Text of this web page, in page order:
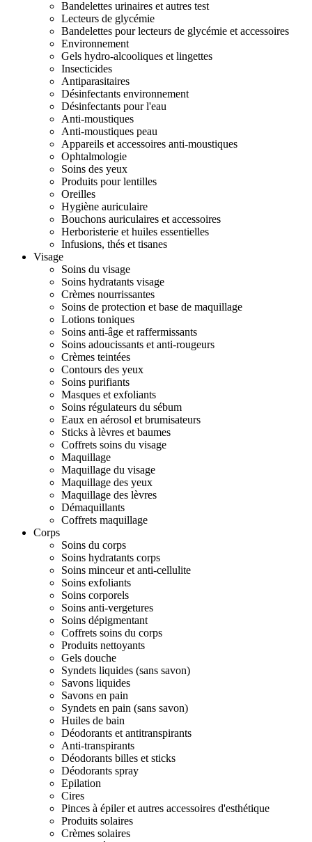
Bandelettes urinaires et autres test
Lecteurs de glycémie
Bandelettes pour lecteurs de glycémie et accessoires
Environnement
Gels hydro-alcooliques et lingettes
Insecticides
Antiparasitaires
Désinfectants environnement
Désinfectants pour l'eau
Anti-moustiques
Anti-moustiques peau
Appareils et accessoires anti-moustiques
Ophtalmologie
Soins des yeux
Produits pour lentilles
Oreilles
Hygiène auriculaire
Bouchons auriculaires et accessoires
Herboristerie et huiles essentielles
Infusions, thés et tisanes
Visage
Soins du visage
Soins hydratants visage
Crèmes nourrissantes
Soins de protection et base de maquillage
Lotions toniques
Soins anti-âge et raffermissants
Soins adoucissants et anti-rougeurs
Crèmes teintées
Contours des yeux
Soins purifiants
Masques et exfoliants
Soins régulateurs du sébum
Eaux en aérosol et brumisateurs
Sticks à lèvres et baumes
Coffrets soins du visage
Maquillage
Maquillage du visage
Maquillage des yeux
Maquillage des lèvres
Démaquillants
Coffrets maquillage
Corps
Soins du corps
Soins hydratants corps
Soins minceur et anti-cellulite
Soins exfoliants
Soins corporels
Soins anti-vergetures
Soins dépigmentant
Coffrets soins du corps
Produits nettoyants
Gels douche
Syndets liquides (sans savon)
Savons liquides
Savons en pain
Syndets en pain (sans savon)
Huiles de bain
Déodorants et antitranspirants
Anti-transpirants
Déodorants billes et sticks
Déodorants spray
Epilation
Cires
Pinces à épiler et autres accessoires d'esthétique
Produits solaires
Crèmes solaires